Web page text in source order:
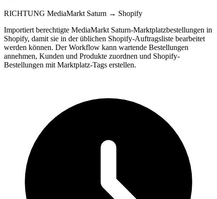
RICHTUNG MediaMarkt Saturn → Shopify
Importiert berechtigte MediaMarkt Saturn-Marktplatzbestellungen in
Shopify, damit sie in der üblichen Shopify-Auftragsliste bearbeitet
werden können. Der Workflow kann wartende Bestellungen
annehmen, Kunden und Produkte zuordnen und Shopify-
Bestellungen mit Marktplatz-Tags erstellen.